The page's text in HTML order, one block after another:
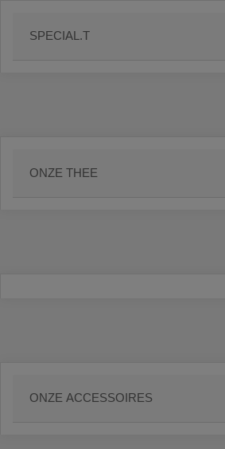
SPECIAL.T
ONZE THEE
ONZE ACCESSOIRES